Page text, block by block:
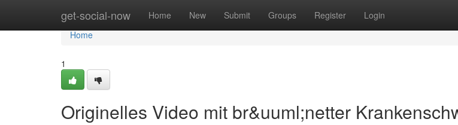
get-social-now Home New Submit Groups Register Login
Home
Home
1
Originelles Video mit br&uuml;netter